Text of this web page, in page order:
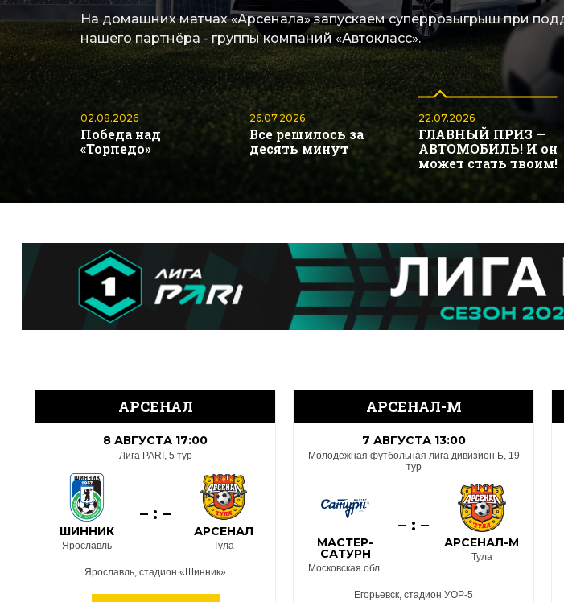
На домашних матчах «Арсенала» запускаем суперрозыгрыш при
нашего партнёра - группы компаний «Автокласс».
02.08.2026
Победа над
«Торпедо»
26.07.2026
Все решилось за
десять минут
22.07.2026
ГЛАВНЫЙ ПРИЗ —
АВТОМОБИЛЬ! И он
может стать твоим!
АРСЕНАЛ
8 АВГУСТА 17:00
Лига PARI, 5 тур
ШИННИК
Ярославль
– : –
АРСЕНАЛ
Тула
Ярославль, стадион «Шинник»
АРСЕНАЛ-М
7 АВГУСТА 13:00
Молодежная футбольная лига дивизион Б, 19
тур
МАСТЕР-
САТУРН
Московская обл.
– : –
АРСЕНАЛ-М
Тула
Егорьевск, стадион УОР-5